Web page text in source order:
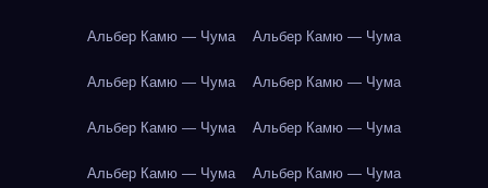
Альбер Камю — Чума Альбер Камю — Чума
Альбер Камю — Чума Альбер Камю — Чума
Альбер Камю — Чума Альбер Камю — Чума
Альбер Камю — Чума Альбер Камю — Чума